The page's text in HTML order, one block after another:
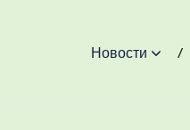
Новости